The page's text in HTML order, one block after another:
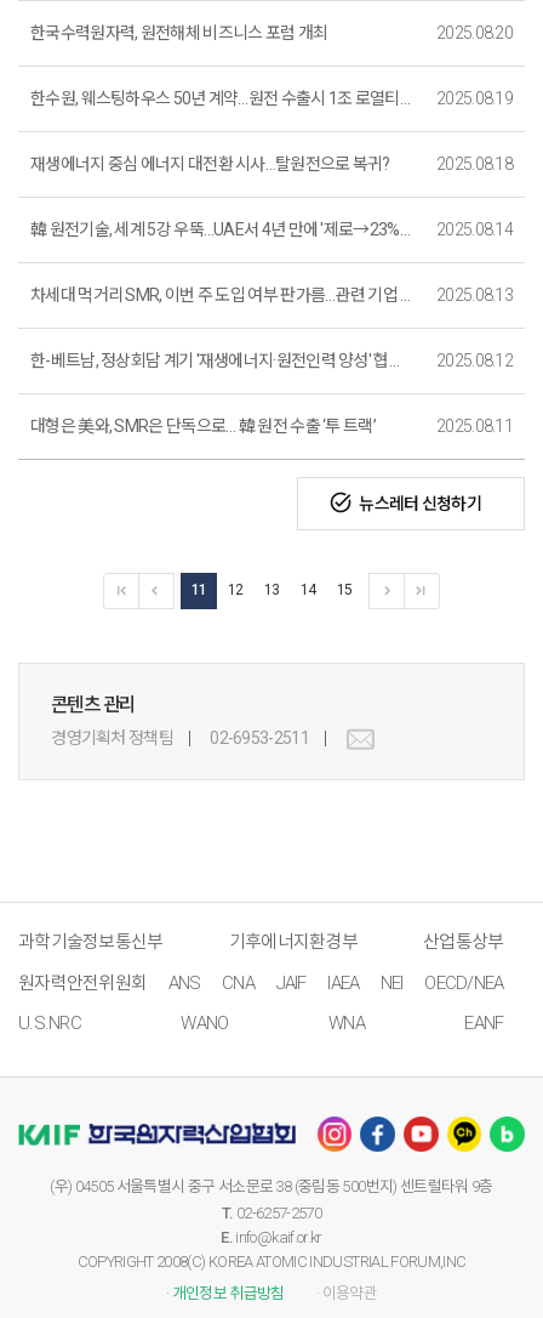
한국수력원자력, 원전해체 비즈니스 포럼 개최 2025.08.20
한수원, 웨스팅하우스 50년 계약…원전 수출시 1조 로열티·기술검증 2025.08.19
재생에너지 중심 에너지 대전환 시사…탈원전으로 복귀? 2025.08.18
韓 원전기술, 세계 5강 우뚝…UAE서 4년 만에 '제로→23%' 기적 2025.08.14
차세대 먹거리 SMR, 이번 주 도입 여부 판가름…관련 기업 수혜 기대 2025.08.13
한-베트남, 정상회담 계기 '재생에너지·원전인력 양성' 협력 확대 2025.08.12
대형은 美와, SMR은 단독으로… 韓 원전 수출 ‘투 트랙’ 2025.08.11
task_alt 뉴스레터 신청하기
11 12 13 14 15
콘텐츠 관리
경영기획처 정책팀 02-6953-2511
과학기술정보통신부 기후에너지환경부
산업통상부
원자력안전위원회
ANS CNA JAIF IAEA NEI
OECD/NEA
U.S.NRC
WANO WNA EANF
(우) 04505 서울특별시 중구 서소문로 38 (중림동 500번지) 센트럴타워 9층
T. 02-6257-2570
E. info@kaif.or.kr
COPYRIGHT 2008(C) KOREA ATOMIC INDUSTRIAL FORUM,INC
· 개인정보 취급방침
· 이용약관